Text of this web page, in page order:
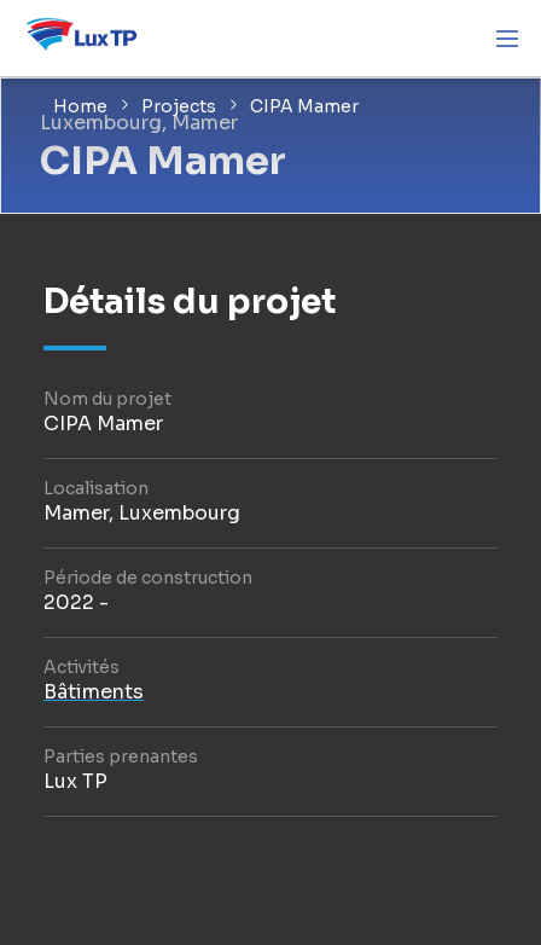
Home Projects CIPA Mamer
Luxembourg, Mamer
CIPA Mamer
Détails du projet
Nom du projet
CIPA Mamer
Localisation
Mamer, Luxembourg
Période de construction
2022 -
Activités
Bâtiments
Parties prenantes
Lux TP